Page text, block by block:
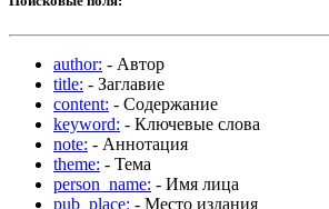
author: - Автор
title: - Заглавие
content: - Содержание
keyword: - Ключевые слова
note: - Аннотация
theme: - Тема
person_name: - Имя лица
pub_place: - Место издания